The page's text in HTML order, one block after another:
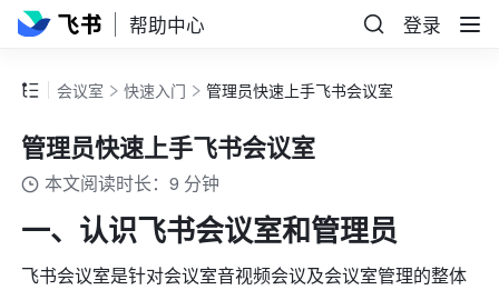
帮助中心 登录
会议室 快速入门 管理员快速上手飞书会议室
管理员快速上手飞书会议室
本文阅读时长：9 分钟
一、认识飞书会议室和管理员
飞书会议室是针对会议室音视频会议及会议室管理的整体